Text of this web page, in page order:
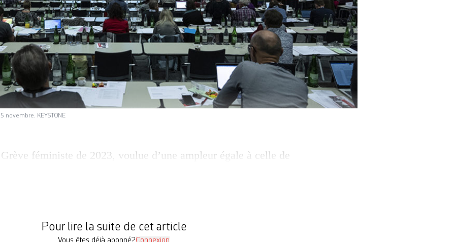
novembre. KEYSTONE
­féministe de 2023, voulue d’une ampleur égale à celle de
Pour lire la suite de cet article